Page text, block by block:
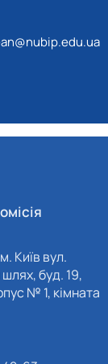
Київ вул.
шлях, буд. 19,
№ 1, кімната